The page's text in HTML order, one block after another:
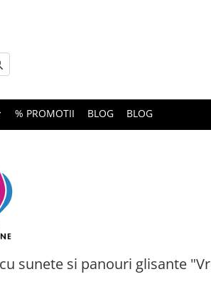
% PROMOTII BLOG BLOG
sunete si panouri glisante